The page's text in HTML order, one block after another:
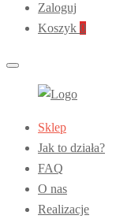
Zaloguj
Koszyk 0
–
Części
samochodowe
w
kolorze
Główne
menu
Sklep
Jak to działa?
FAQ
O nas
Realizacje